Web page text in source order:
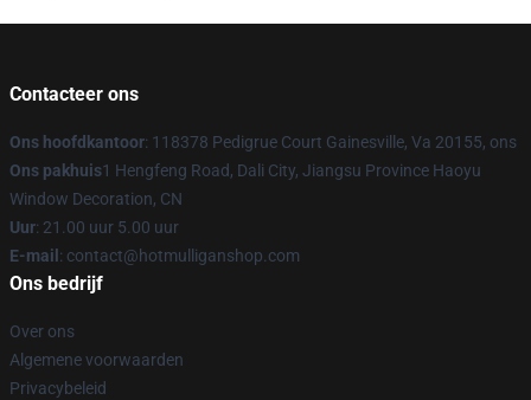
Contacteer ons
Ons hoofdkantoor: 118378 Pedigrue Court Gainesville, Va 20155, ons
Ons pakhuis1 Hengfeng Road, Dali City, Jiangsu Province Haoyu
Window Decoration, CN
Uur: 21.00 uur 5.00 uur
E-mail : contact@hotmulliganshop.com
Ons bedrijf
Over ons
Algemene voorwaarden
Privacybeleid